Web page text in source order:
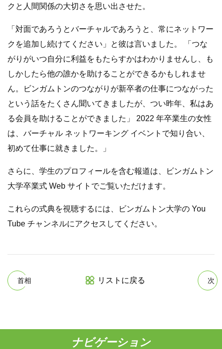
クと人間関係の大切さを思い出させた。
「対面であろうとバーチャルであろうと、常にネットワー
クを追加し続けてください」と彼は言いました。 「つな
がりがいつ自分に利益をもたらすかはわかりませんし、も
しかしたら他の誰かを助けることができるかもしれませ
ん。ビンガムトンのつながりが新卒者の仕事につながった
という話をたくさん聞いてきましたが、つい昨年、私はあ
る会員を助けることができました」 2022 年卒業生の女性
は、バーチャル ネットワーキング イベントで知り合い、
初めて仕事に就きました。」
さらに、学生のプロフィールを含む報道は、ビンガムトン
大学卒業式 Web サイトでご覧いただけます。
これらの式典を視聴するには、ビンガムトン大学の You
Tube チャンネルにアクセスしてください。
首相 リストに戻る 次
ナビゲーション